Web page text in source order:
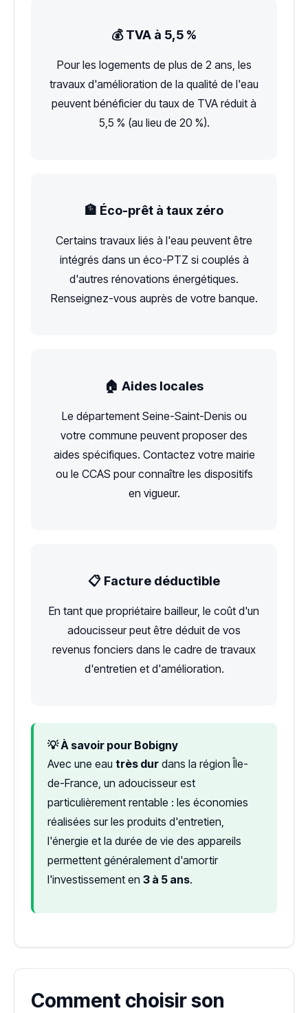
💰 TVA à 5,5 %
Pour les logements de plus de 2 ans, les
travaux d'amélioration de la qualité de l'eau
peuvent bénéficier du taux de TVA réduit à
5,5 % (au lieu de 20 %).
🏦 Éco-prêt à taux zéro
Certains travaux liés à l'eau peuvent être
intégrés dans un éco-PTZ si couplés à
d'autres rénovations énergétiques.
Renseignez-vous auprès de votre banque.
🏠 Aides locales
Le département Seine-Saint-Denis ou
votre commune peuvent proposer des
aides spécifiques. Contactez votre mairie
ou le CCAS pour connaître les dispositifs
en vigueur.
📋 Facture déductible
En tant que propriétaire bailleur, le coût d'un
adoucisseur peut être déduit de vos
revenus fonciers dans le cadre de travaux
d'entretien et d'amélioration.
💡 À savoir pour Bobigny
Avec une eau très dur dans la région Île-
de-France, un adoucisseur est
particulièrement rentable : les économies
réalisées sur les produits d'entretien,
l'énergie et la durée de vie des appareils
permettent généralement d'amortir
l'investissement en 3 à 5 ans.
Comment choisir son